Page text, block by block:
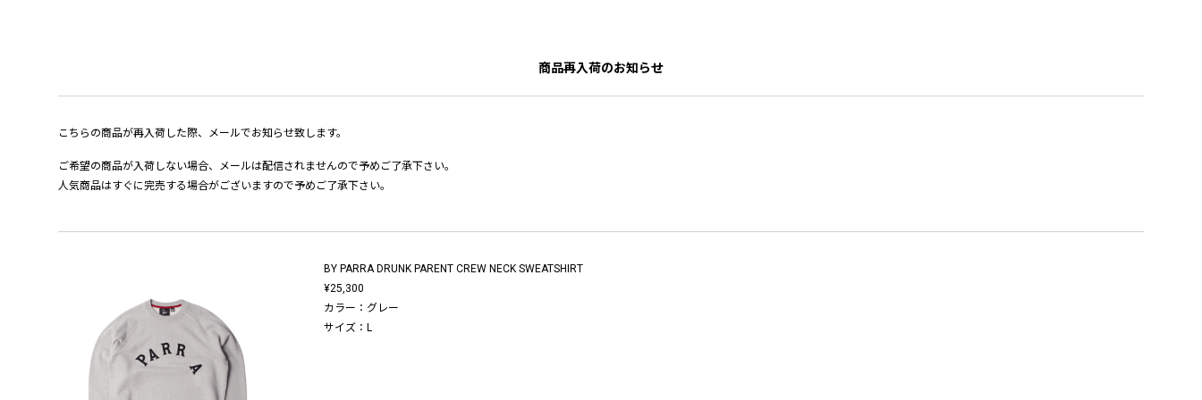
商品再入荷のお知らせ
こちらの商品が再入荷した際、メールでお知らせ致します。
ご希望の商品が入荷しない場合、メールは配信されませんので予めご了承下さい。
人気商品はすぐに完売する場合がございますので予めご了承下さい。
BY PARRA DRUNK PARENT CREW NECK SWEATSHIRT
¥25,300
カラー：グレー
サイズ：L